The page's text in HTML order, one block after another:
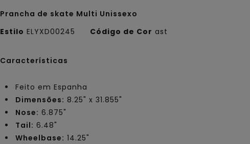
Prancha de skate Multi Unissexo
Estilo ELYXD00245 Código de Cor ast
Características
Feito em Espanha
Dimensões: 8.25" x 31.855"
Nose: 6.875"
Tail: 6.48"
Wheelbase: 14.25"